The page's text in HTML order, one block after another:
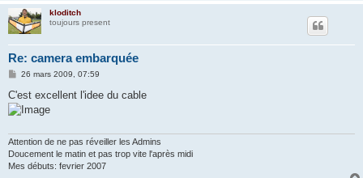
kloditch
toujours present
Re: camera embarquée
M
s
s
a
26 mars 2009, 07:59
C'est excellent l'idee du cable
Attention de ne pas réveiller les Admins
Doucement le matin et pas trop vite l'après midi
Mes débuts: fevrier 2007